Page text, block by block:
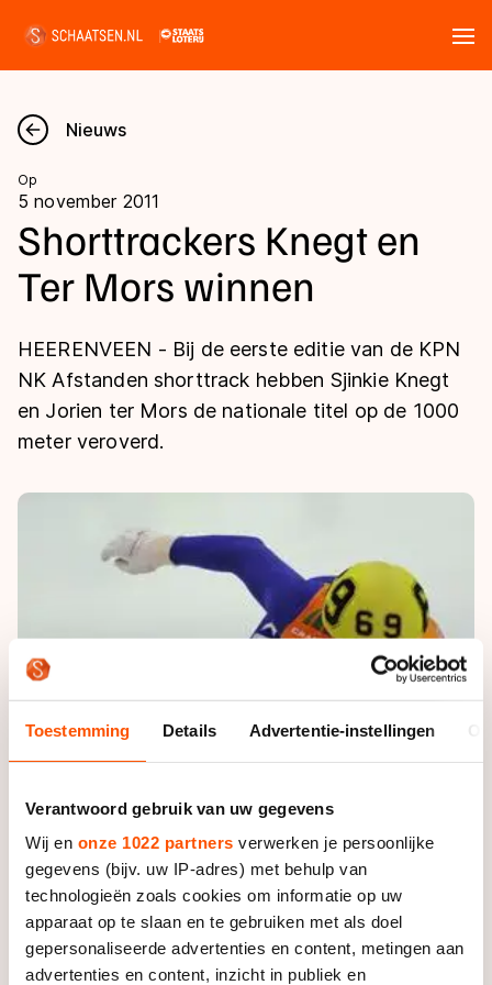
Toestemming Details Advertentie-instellingen
Verantwoord gebruik van uw gegevens
Wij en onze 1022 partners verwerken je persoonlijke
gegevens (bijv. uw IP-adres) met behulp van
technologieën zoals cookies om informatie op uw
apparaat op te slaan en te gebruiken met als doel
gepersonaliseerde advertenties en content, metingen aan
advertenties en content, inzicht in publiek en
Nieuws
Kalender
Disciplines
Langebaan
Shorttrack
Inlineskaten
Kunstschaatsen
Schoonrijden
Uitslagen
Langebaan
Shorttrack
Kunstschaatsen
Tijden & historie
Historie & statistiek
De weg op
Inschrijven wedstrijden
Algemene Nederlandse Schaatstijd
Waar kan ik schaatsen en skaten?
Schaatsfans
Evenementen
Tickets
Livestreams
Winacties
Olympische Spelen
Medaille overzicht
Medaillespiegel
Olympische uitslagen
Van Jong tot Goud verhalen
Nieuws
Op
5 november 2011
Shorttrackers Knegt en
Ter Mors winnen
HEERENVEEN - Bij de eerste editie van de KPN
NK Afstanden shorttrack hebben Sjinkie Knegt
en Jorien ter Mors de nationale titel op de 1000
meter veroverd.